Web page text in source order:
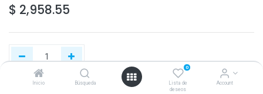
Inicio Búsqueda
0
Lista de
deseos
Account
$ 2,958.55